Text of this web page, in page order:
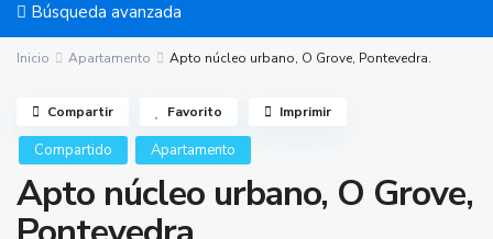
Búsqueda avanzada
Inicio Apartamento Apto núcleo urbano, O Grove, Pontevedra.
Compartido Apartamento
Apto núcleo urbano, O Grove,
Compartir Favorito Imprimir